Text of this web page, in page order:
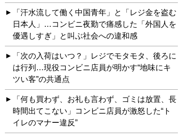
「汗水流して働く中国青年」と「レジ金を盗む
日本人」…コンビニ夜勤で痛感した「外国人を
優遇しすぎ」と叫ぶ社会への違和感
「次の入荷はいつ？」レジでモタモタ、後ろに
は行列…現役コンビニ店員が明かす“地味にキ
ツい客”の共通点
「何も買わず、お礼も言わず、ゴミは放置、長
時間出てこない」コンビニ店員が激怒した“ト
イレのマナー違反”